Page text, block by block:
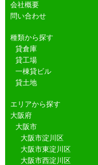
会社概要
問い合わせ
種類から探す
貸倉庫
貸工場
一棟貸ビル
貸土地
エリアから探す
大阪府
大阪市
大阪市淀川区
大阪市東淀川区
大阪市西淀川区